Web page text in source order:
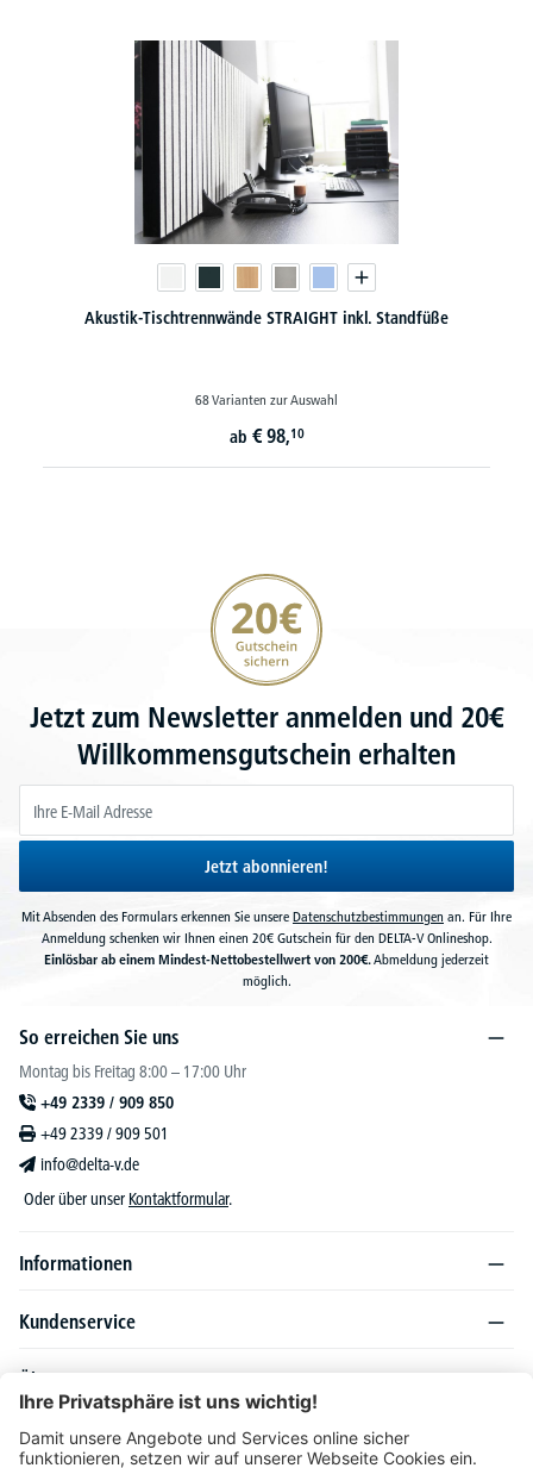
Akustik-Tischtrennwände STRAIGHT inkl. Standfüße
68 Varianten zur Auswahl
ab € 98,10
20€ Gutschein sichern
Jetzt zum Newsletter anmelden und 20€
Willkommensgutschein erhalten
Jetzt abonnieren!
Mit Absenden des Formulars erkennen Sie unsere Datenschutzbestimmungen an. Für Ihre
Anmeldung schenken wir Ihnen einen 20€ Gutschein für den DELTA-V Onlineshop.
Einlösbar ab einem Mindest-Nettobestellwert von 200€.Abmeldung jederzeit
möglich.
So erreichen Sie uns
Montag bis Freitag 8:00 – 17:00 Uhr
+49 2339 / 909 850
+49 2339 / 909 501
info@delta-v.de
Oder über unser Kontaktformular.
Informationen
Kundenservice
Über DELTA-V
Produktsortiment